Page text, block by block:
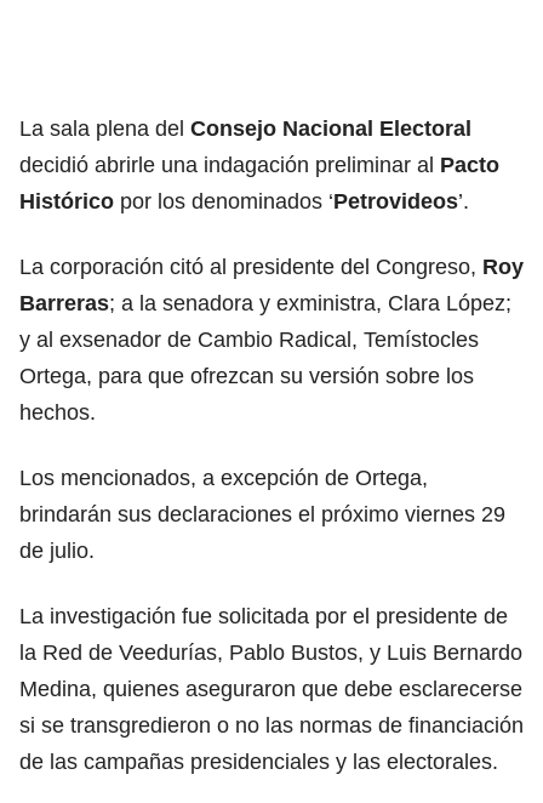
La sala plena del Consejo Nacional Electoral
decidió abrirle una indagación preliminar al Pacto
Histórico por los denominados ‘Petrovideos’.
La corporación citó al presidente del Congreso, Roy
Barreras; a la senadora y exministra, Clara López;
y al exsenador de Cambio Radical, Temístocles
Ortega, para que ofrezcan su versión sobre los
hechos.
Los mencionados, a excepción de Ortega,
brindarán sus declaraciones el próximo viernes 29
de julio.
La investigación fue solicitada por el presidente de
la Red de Veedurías, Pablo Bustos, y Luis Bernardo
Medina, quienes aseguraron que debe esclarecerse
si se transgredieron o no las normas de financiación
de las campañas presidenciales y las electorales.